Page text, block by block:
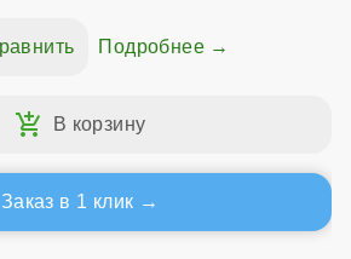
Подробнее
Заказ в 1 клик